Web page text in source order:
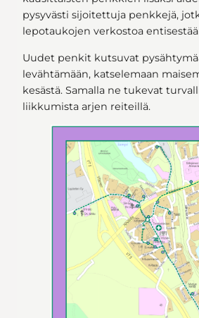
pysyvästi sijoitettuja penkkejä,
lepotaukojen verkostoa
Uudet penkit kutsuvat
levähtämään, katselemaan
kesästä. Samalla ne tukevat
liikkumista arjen reiteillä.